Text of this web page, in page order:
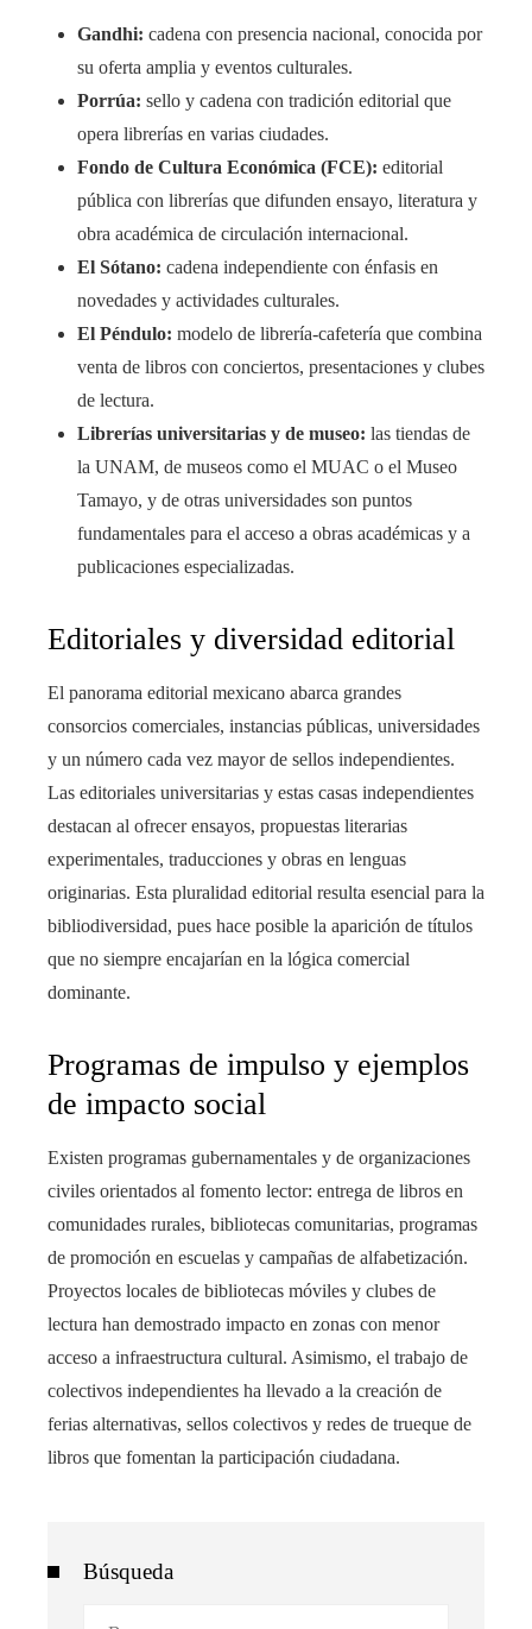
Gandhi: cadena con presencia nacional, conocida por
su oferta amplia y eventos culturales.
Porrúa: sello y cadena con tradición editorial que
opera librerías en varias ciudades.
Fondo de Cultura Económica (FCE): editorial
pública con librerías que difunden ensayo, literatura y
obra académica de circulación internacional.
El Sótano: cadena independiente con énfasis en
novedades y actividades culturales.
El Péndulo: modelo de librería-cafetería que combina
venta de libros con conciertos, presentaciones y clubes
de lectura.
Librerías universitarias y de museo: las tiendas de
la UNAM, de museos como el MUAC o el Museo
Tamayo, y de otras universidades son puntos
fundamentales para el acceso a obras académicas y a
publicaciones especializadas.
Editoriales y diversidad editorial
El panorama editorial mexicano abarca grandes
consorcios comerciales, instancias públicas, universidades
y un número cada vez mayor de sellos independientes.
Las editoriales universitarias y estas casas independientes
destacan al ofrecer ensayos, propuestas literarias
experimentales, traducciones y obras en lenguas
originarias. Esta pluralidad editorial resulta esencial para la
bibliodiversidad, pues hace posible la aparición de títulos
que no siempre encajarían en la lógica comercial
dominante.
Programas de impulso y ejemplos
de impacto social
Existen programas gubernamentales y de organizaciones
civiles orientados al fomento lector: entrega de libros en
comunidades rurales, bibliotecas comunitarias, programas
de promoción en escuelas y campañas de alfabetización.
Proyectos locales de bibliotecas móviles y clubes de
lectura han demostrado impacto en zonas con menor
acceso a infraestructura cultural. Asimismo, el trabajo de
colectivos independientes ha llevado a la creación de
ferias alternativas, sellos colectivos y redes de trueque de
libros que fomentan la participación ciudadana.
Búsqueda